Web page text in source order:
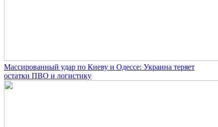
Массированный удар по Киеву и Одессе: Украина теряет
остатки ПВО и логистику